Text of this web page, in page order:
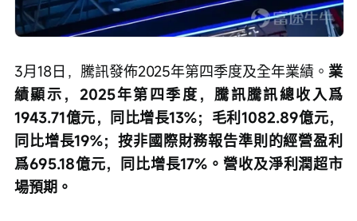
3月18日，騰訊發佈2025年第四季度及全年業績。 業
績顯示，2025年第四季度，騰訊騰訊總收入爲
1943.71億元，同比增長13%；毛利1082.89億元，
同比增長19%；按非國際財務報告準則的經營盈利
爲695.18億元，同比增長17%。營收及淨利潤超市
場預期。